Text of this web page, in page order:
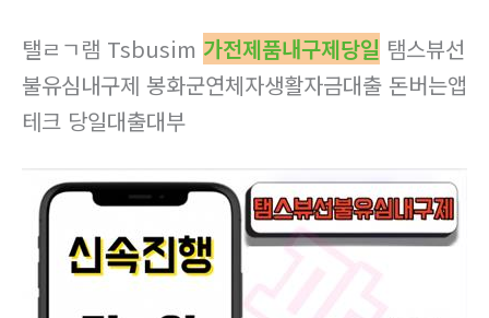
탤ㄹㄱ램 Tsbusim 가전제품내구제당일 탬스뷰선
불유심내구제 봉화군연체자생활자금대출 돈버는앱
테크 당일대출대부